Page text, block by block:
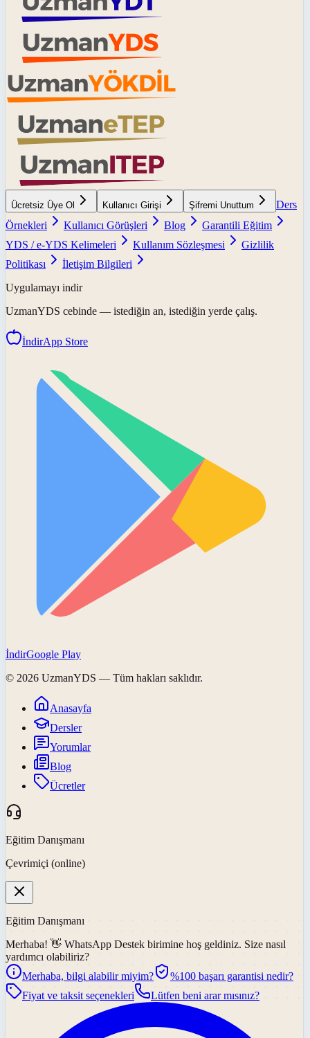
Ücretsiz Üye Ol Kullanıcı Girişi Şifremi Unuttum
Ders
Örnekleri
Kullanıcı Görüşleri Blog
Garantili Eğitim
YDS / e-YDS Kelimeleri
Kullanım Sözleşmesi
Gizlilik
Politikası
İletişim Bilgileri
Uygulamayı indir
UzmanYDS cebinde — istediğin an, istediğin yerde çalış.
İndirApp Store
İndirGoogle Play
© 2026 UzmanYDS — Tüm hakları saklıdır.
Anasayfa
Dersler
Yorumlar
Blog
Ücretler
Eğitim Danışmanı
Çevrimiçi (online)
Eğitim Danışmanı
Merhaba! 👋 WhatsApp Destek birimine hoş geldiniz. Size nasıl
yardımcı olabiliriz?
Merhaba, bilgi alabilir miyim?
%100 başarı garantisi nedir?
Fiyat ve taksit seçenekleri
Lütfen beni arar mısınız?